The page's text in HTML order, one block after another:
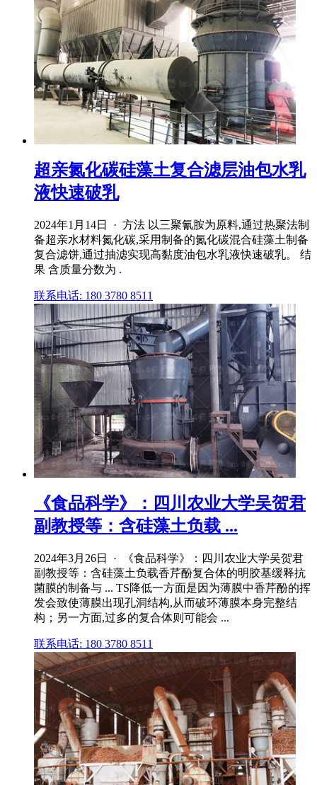
超亲氮化碳硅藻土复合滤层油包水乳
液快速破乳
2024年1月14日 · 方法 以三聚氰胺为原料,通过热聚法制
备超亲水材料氮化碳,采用制备的氮化碳混合硅藻土制备
复合滤饼,通过抽滤实现高黏度油包水乳液快速破乳。 结
果 含质量分数为 .
联系电话: 180 3780 8511
《食品科学》：四川农业大学吴贺君
副教授等：含硅藻土负载 ...
2024年3月26日 · 《食品科学》：四川农业大学吴贺君
副教授等：含硅藻土负载香芹酚复合体的明胶基缓释抗
菌膜的制备与 ... TS降低一方面是因为薄膜中香芹酚的挥
发会致使薄膜出现孔洞结构,从而破环薄膜本身完整结
构；另一方面,过多的复合体则可能会 ...
联系电话: 180 3780 8511